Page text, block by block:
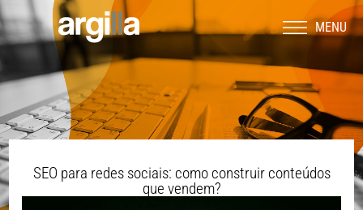
MENU
SEO para redes sociais: como construir conteúdos
que vendem?